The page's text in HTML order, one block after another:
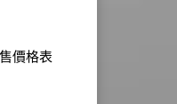
價格表